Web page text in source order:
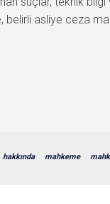
belirli asliye ceza
hakkında mahkeme